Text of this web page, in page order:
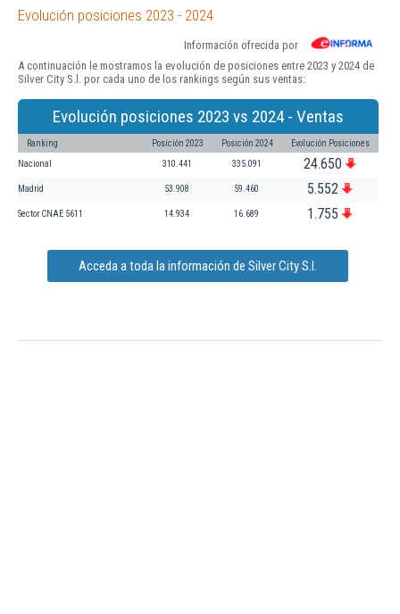
Evolución posiciones 2023 - 2024
Información ofrecida por
A continuación le mostramos la evolución de posiciones entre 2023 y 2024 de
Silver City S.l. por cada uno de los rankings según sus ventas:
Evolución posiciones 2023 vs 2024 - Ventas
Ranking Posición 2023 Posición 2024 Evolución Posiciones
Nacional 310.441 335.091 24.650
Madrid 53.908 59.460 5.552
Sector CNAE 5611 14.934 16.689 1.755
Acceda a toda la información de Silver City S.l.